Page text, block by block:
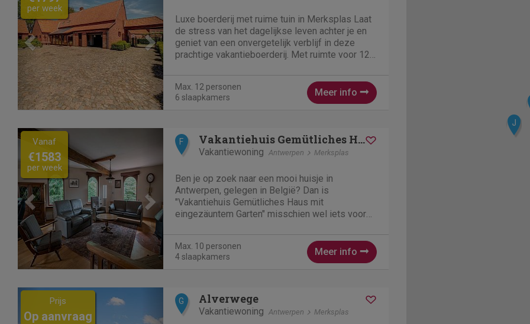
per week
Luxe boerderij met ruime tuin in Merksplas Laat
de stress van het dagelijkse leven achter je en
geniet van een onvergetelijk verblijf in deze
prachtige vakantieboerderij. Met ruimte voor 12
onder andere over...
Max. 12 personen
6 slaapkamers
Meer info
Previous Next
Vanaf
€1583
per week
F Vakantiehuis Gemütliches Haus mit eingezäuntem Garten
Vakantiewoning Antwerpen Merksplas
Ben je op zoek naar een mooi huisje in
Antwerpen, gelegen in België? Dan is
"Vakantiehuis Gemütliches Haus mit
eingezäuntem Garten" misschien wel iets voor
gelegen in Merksplas om precies te zijn. Dit is
een...
Max. 10 personen
4 slaapkamers
Meer info
Previous Next
Prijs
Op aanvraag
G Alverwege
Vakantiewoning Antwerpen Merksplas
J